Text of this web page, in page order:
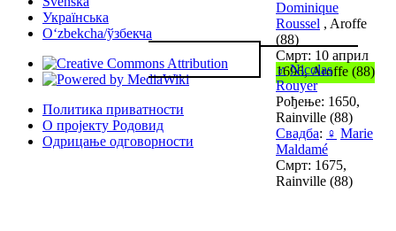
Dominique
Roussel , Aroffe
(88)
Смрт: 10 април
1696, Aroffe (88)
♂ Nicolas
Rouyer
Рођење: 1650,
Rainville (88)
Свадба: ♀ Marie
Maldamé
Смрт: 1675,
Rainville (88)
Українська
Oʻzbekcha/ўзбекча
Политика приватности
О пројекту Родовид
Одрицање одговорности